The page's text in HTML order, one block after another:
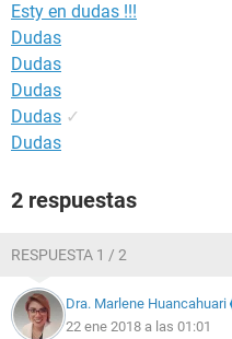
Esty en dudas !!!
Dudas
Dudas
Dudas
Dudas ✓
Dudas
2 respuestas
RESPUESTA 1 / 2
Dra. Marlene Huancahuari
22 ene 2018 a las 01:01